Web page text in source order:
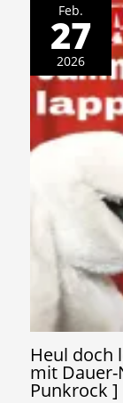
Feb.
27
2026
Heul doch
mit
Punkrock ]